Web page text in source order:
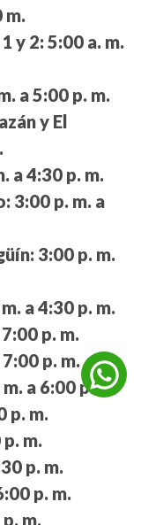
m.
y 2: 5:00 a. m.
a 5:00 p. m.
y El
a 4:30 p. m.
3:00 p. m. a
3:00 p. m.
a 4:30 p. m.
p. m.
p. m.
a 6:00 p. m.
p. m.
m.
p. m.
p. m.
m.